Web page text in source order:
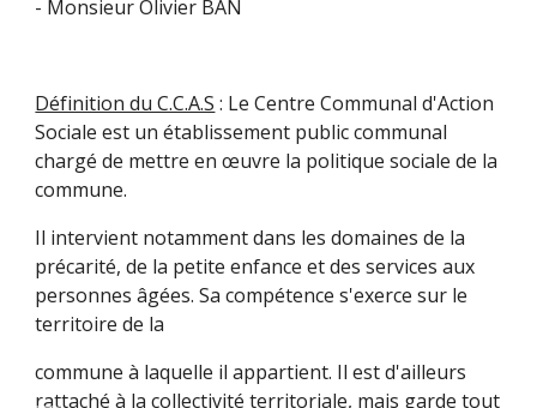
- Monsieur Olivier BAN
Définition du C.C.A.S : Le Centre Communal d'Action
Sociale est un établissement public communal
chargé de mettre en œuvre la politique sociale de la
commune.
Il intervient notamment dans les domaines de la
précarité, de la petite enfance et des services aux
personnes âgées. Sa compétence s'exerce sur le
territoire de la
commune à laquelle il appartient. Il est d'ailleurs
rattaché à la collectivité territoriale, mais garde tout